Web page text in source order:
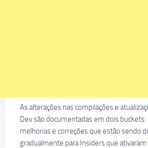
As alterações nas compilações e
Dev são documentadas em dois
melhorias e correções que estão sendo
gradualmente para Insiders que ativaram